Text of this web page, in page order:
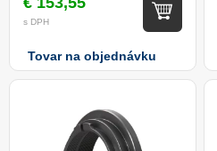
s DPH
Tovar na objednávku